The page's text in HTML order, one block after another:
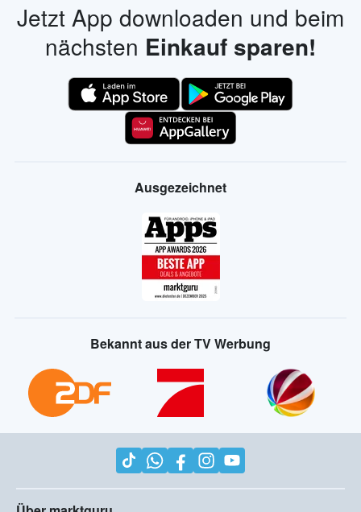
Jetzt App downloaden und beim
nächsten Einkauf sparen!
Ausgezeichnet
Bekannt aus der TV Werbung